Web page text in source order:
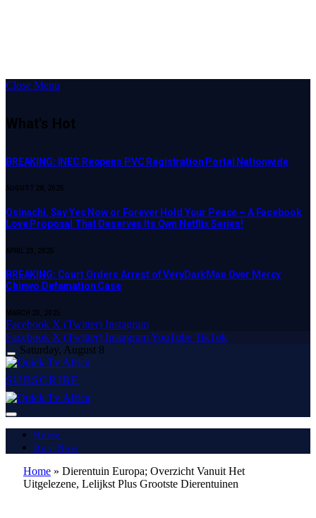
Close Menu
What's Hot
BREAKING: INEC Reopens PVC Registration Portal Nationwide
AUGUST 28, 2025
Osinachi, Say Yes Now or Forever Hold Your Peace – A Facebook
Love Proposal That Deserves Its Own Netflix Series!
APRIL 23, 2025
BREAKING: Court Orders Arrest of VeryDarkMan Over Mercy
Chinwo Defamation Case
MARCH 20, 2025
Facebook X (Twitter) Instagram
Facebook X (Twitter) InstagramYouTube TikTok
Saturday, August 8
SUBSCRIBE
Home
Buy Now
Home » Dierentuin Europa; Overzicht Vanuit Het
Uitgelezene, Lelijkst Plus Grootste Dierentuinen